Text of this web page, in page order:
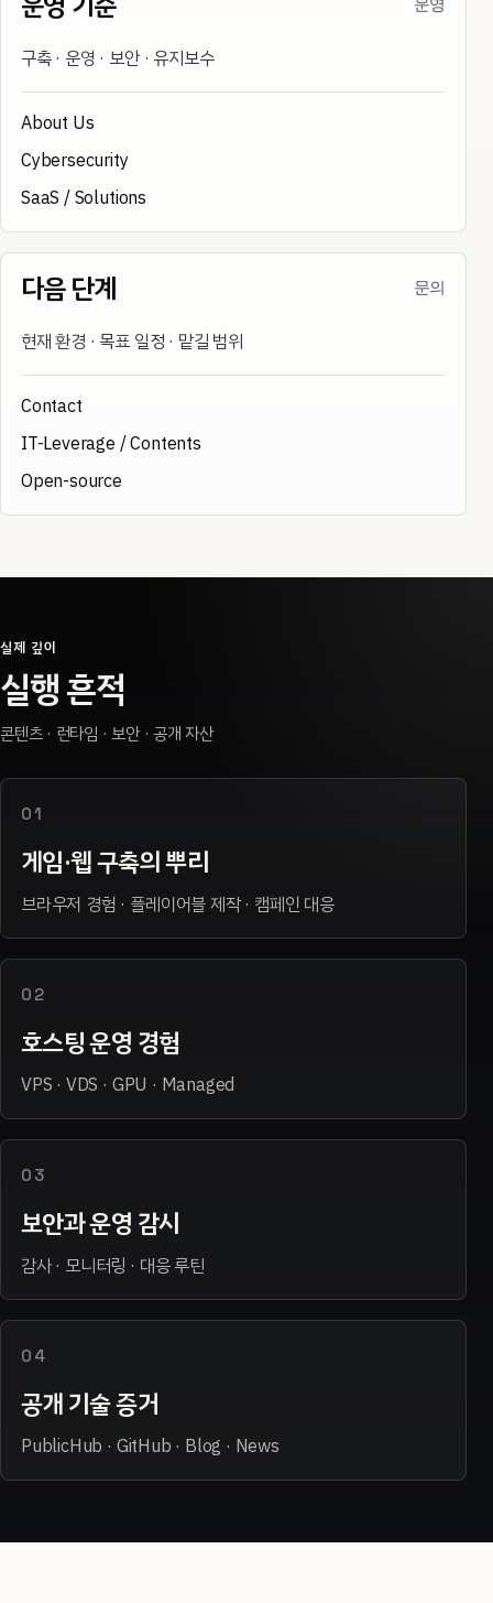
구축 · 운영 · 보안 · 유지보수
About Us
Cybersecurity
SaaS / Solutions
다음 단계 문의
현재 환경 · 목표 일정 · 맡길 범위
Contact
IT-Leverage / Contents
Open-source
실제 깊이
실행 흔적
콘텐츠 · 런타임 · 보안 · 공개 자산
01
게임·웹 구축의 뿌리
브라우저 경험 · 플레이어블 제작 · 캠페인 대응
02
호스팅 운영 경험
VPS · VDS · GPU · Managed
03
보안과 운영 감시
감사 · 모니터링 · 대응 루틴
04
공개 기술 증거
PublicHub · GitHub · Blog · News